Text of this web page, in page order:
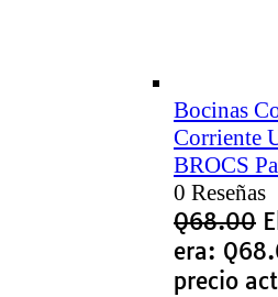
Bocinas
Corriente
BROCS
0 Reseñas
Q68.00
era:
precio